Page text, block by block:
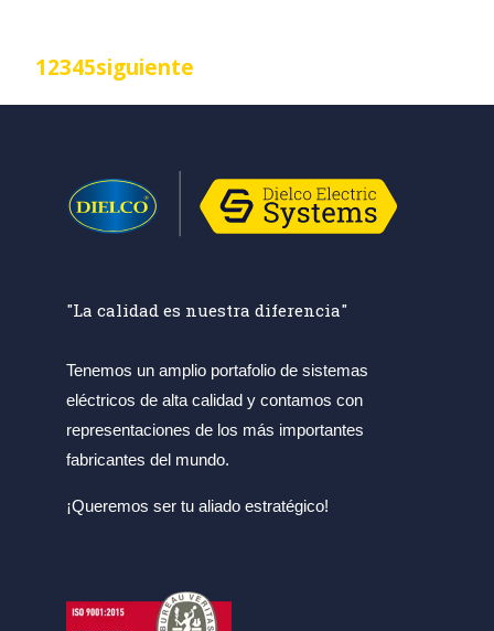
12345siguiente
"La calidad es nuestra diferencia"
Tenemos un amplio portafolio de sistemas
eléctricos de alta calidad y contamos con
representaciones de los más importantes
fabricantes del mundo.
¡Queremos ser tu aliado estratégico!